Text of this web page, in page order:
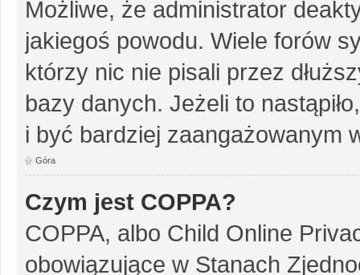
Możliwe, że administrator
jakiegoś powodu. Wiele forów
którzy nic nie pisali przez
bazy danych. Jeżeli to
i być bardziej zaangażowanym
Góra
Czym jest COPPA?
COPPA, albo Child Online
obowiązujące w Stanach